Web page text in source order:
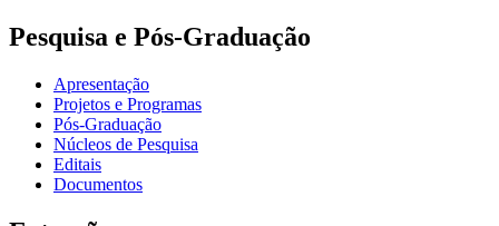
Pesquisa e Pós-Graduação
Apresentação
Projetos e Programas
Pós-Graduação
Núcleos de Pesquisa
Editais
Documentos